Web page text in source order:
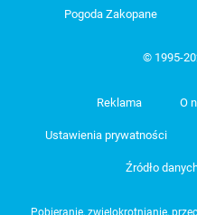
Pogoda Zakopane
© 1995-
Reklama O
Ustawienia prywatności
Źródło
Pobieranie, zwielokrotnianie,